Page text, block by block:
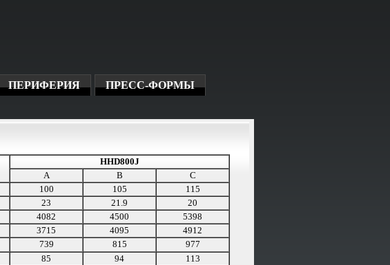
ПЕРИФЕРИЯ
ПРЕСС-ФОРМЫ
HHD800J
A
B C
100 105
115
23 21.9
20
4082 4500
5398
3715 4095
4912
739 815
977
85 94
113